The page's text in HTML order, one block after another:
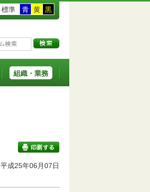
標準 青 黄 黒
組織・業務
印刷する
平成25年06月07日